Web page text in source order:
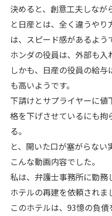
決めると、創意工夫しなが
と日産とは、全く違うや
は、スピード感があるよう
ホンダの役員は、外部も入
しかも、日産の役員の給
も高いようです。
下請けとサプライヤーに
格を下げさせているにも拘
る。
と、開いた口が塞がらない
こんな動画内容でした。
私は、弁護士事務所に勤
ホテルの再建を依頼されま
このホテルは、93憶の負